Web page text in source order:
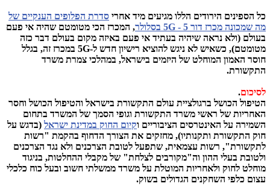
כל הספינים הירודים הללו מגיעים מיד אחרי סדרת הפלופים הענקיים של
מה שמכונה מכרז דור 5 - 5G בסלולר
, המכרז הכי מטומטם שהיה אי פעם
בעולם (ולא נראה שיהיה בעתיד אי פעם באיזה מקום בעולם דבר כזה
מטומטם), כשאיש לא ניגש להוציא רישיון חדש ל-5G במכרז זה, בגלל
חוסר האמון המוחלט של היזמים בישראל, במהלכי צמרת משרד
התקשורת.
לסיכום.
הטיפול הכושל ברגולציית עולם התקשורת בישראל והטיפול הכושל וחסר
האחריות של ראשי משרד התקשורת וגופי הסמך של המשרד בתחום
השמירה על האינטרסים הציבוריים וקיום החוק במדינת ישראל (בדגש על
חוק התקשורת ותקנותיו), מחזקים את הצורך הדחוף בהקמת "רשות
לתקשורת", רשות עצמאית, שתפעל לטובת הצרכנים ולא נגד הצרכנים
ולטובת בעלי ההון וה"מקורבים לצלחת" של מקבלי ההחלטות, בניגוד
מוחלט לחוק ולאחריות המוטלת על משרד ממשלתי חשוב ובעל כוח כלכלי
עצום כלפי השחקנים הגדולים בשוק.